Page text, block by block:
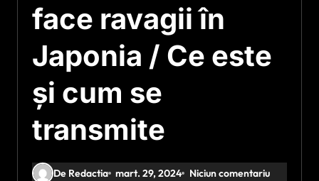
face ravagii în
Japonia / Ce este
și cum se
transmite
De Redactia mart. 29, 2024
Niciun comentariu